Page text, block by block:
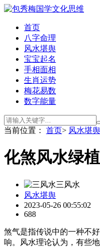
首页
八字命理
风水堪舆
宝宝起名
手相面相
生肖运势
梅花易数
数字能量
当前位置： 首页> 风水堪舆
化煞风水绿植
三风水
风水堪舆
2023-05-26 00:55:02
688
煞气是指传说中的一种不
响。风水理论认为，有些